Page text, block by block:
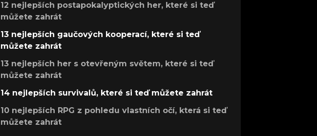
12 nejlepších postapokalyptických her, které si teď
můžete zahrát
13 nejlepších gaučových kooperací, které si teď
můžete zahrát
13 nejlepších her s otevřeným světem, které si teď
můžete zahrát
14 nejlepších survivalů, které si teď můžete zahrát
10 nejlepších RPG z pohledu vlastních očí, která si teď
můžete zahrát